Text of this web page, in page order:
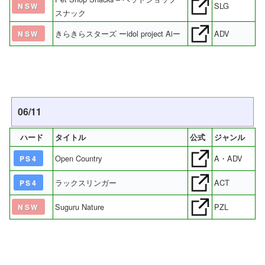
NSW
スナック
SLG
NSW きらきらスターズ ーidol project Aiー ADV
06/11
ハード タイトル 公式
ジャンル
PS4
Open Country A・ADV
PS4 ラックスリンガー ACT
NSW Suguru Nature PZL